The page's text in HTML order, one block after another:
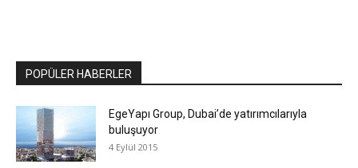
POPÜLER HABERLER
EgeYapı Group, Dubai’de yatırımcılarıyla
buluşuyor
4 Eylül 2015